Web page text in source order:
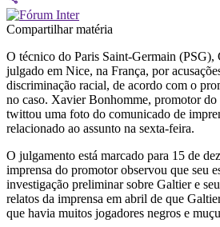
Compartilhar matéria
O técnico do Paris Saint-Germain (PSG),
julgado em Nice, na França, por
discriminação racial, de acordo com o
no caso. Xavier Bonhomme, promotor
twittou uma foto do comunicado de
relacionado ao assunto na sexta-feira.
O julgamento está marcado para 15 de
imprensa do promotor observou que seu
investigação preliminar sobre Galtier e
relatos da imprensa em abril de que
que havia muitos jogadores negros e